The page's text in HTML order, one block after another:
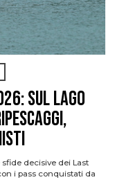
sul Lago
decisive dei Last
i pass conquistati da